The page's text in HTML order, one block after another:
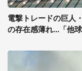
電撃トレードの巨人
の存在感薄れ...「他